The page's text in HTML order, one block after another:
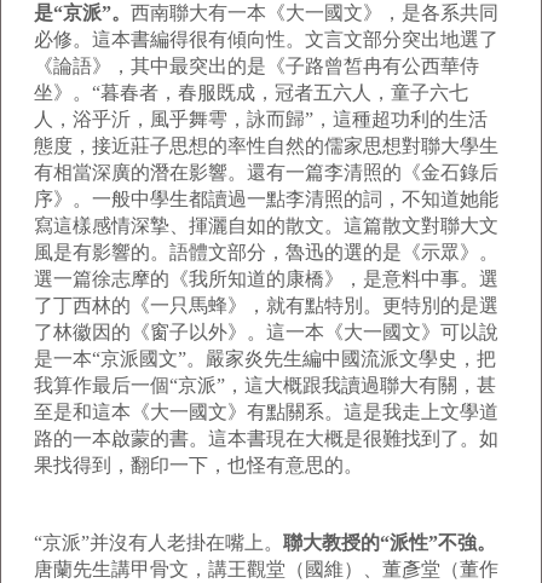
是“京派”。 西南聯大有一本《大一國文》，是各系共同
必修。這本書編得很有傾向性。文言文部分突出地選了
《論語》，其中最突出的是《子路曾皙冉有公西華侍
坐》。“暮春者，春服既成，冠者五六人，童子六七
人，浴乎沂，風乎舞雩，詠而歸”，這種超功利的生活
態度，接近莊子思想的率性自然的儒家思想對聯大學生
有相當深廣的潛在影響。還有一篇李清照的《金石錄后
序》。一般中學生都讀過一點李清照的詞，不知道她能
寫這樣感情深摯、揮灑自如的散文。這篇散文對聯大文
風是有影響的。語體文部分，魯迅的選的是《示眾》。
選一篇徐志摩的《我所知道的康橋》，是意料中事。選
了丁西林的《一只馬蜂》，就有點特別。更特別的是選
了林徽因的《窗子以外》。這一本《大一國文》可以說
是一本“京派國文”。嚴家炎先生編中國流派文學史，把
我算作最后一個“京派”，這大概跟我讀過聯大有關，甚
至是和這本《大一國文》有點關系。這是我走上文學道
路的一本啟蒙的書。這本書現在大概是很難找到了。如
果找得到，翻印一下，也怪有意思的。
“京派”并沒有人老掛在嘴上。 聯大教授的“派性”不強。
唐蘭先生講甲骨文，講王觀堂（國維）、董彥堂（董作